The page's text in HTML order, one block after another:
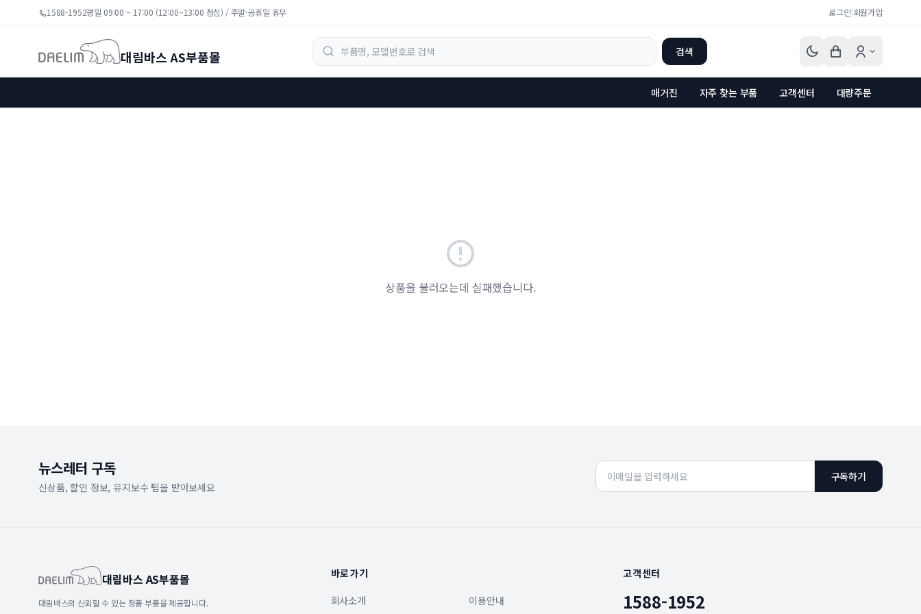
1588-1952평일 09:00 ~ 17:00 (12:00~13:00 점심) / 주말·공휴일 휴무 로그인|회원가입
대림바스 AS부품몰 검색
매거진 자주 찾는 부품 고객센터 대량주문
상품을 불러오는데 실패했습니다.
뉴스레터 구독
신상품, 할인 정보, 유지보수 팁을 받아보세요
구독하기
대림바스 AS부품몰
대림바스의 신뢰할 수 있는 정품 부품을 제공합니다.
바로가기
회사소개
이용안내
고객센터
1588-1952